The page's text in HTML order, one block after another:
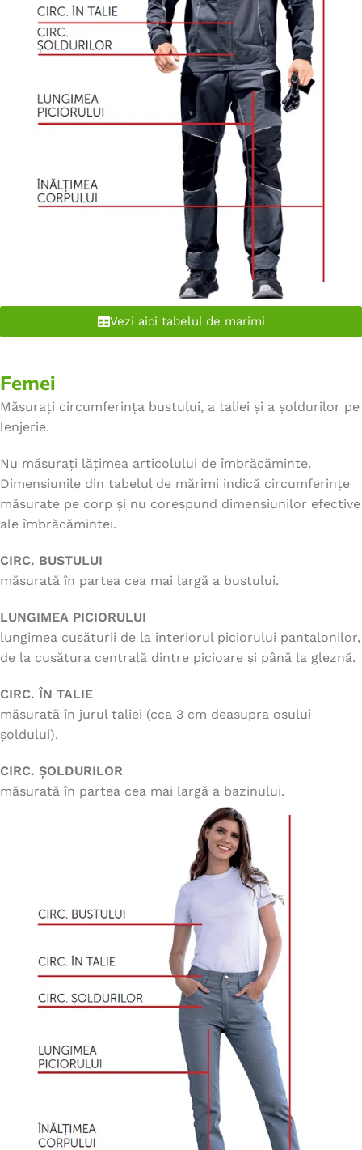
Vezi aici tabelul de marimi
Femei
Măsurați circumferința bustului, a taliei și a șoldurilor pe
lenjerie.
Nu măsurați lățimea articolului de îmbrăcăminte.
Dimensiunile din tabelul de mărimi indică circumferințe
măsurate pe corp și nu corespund dimensiunilor efective
ale îmbrăcămintei.
CIRC. BUSTULUI
măsurată în partea cea mai largă a bustului.
LUNGIMEA PICIORULUI
lungimea cusăturii de la interiorul piciorului pantalonilor,
de la cusătura centrală dintre picioare și până la gleznă.
CIRC. ÎN TALIE
măsurată în jurul taliei (cca 3 cm deasupra osului
șoldului).
CIRC. ȘOLDURILOR
măsurată în partea cea mai largă a bazinului.